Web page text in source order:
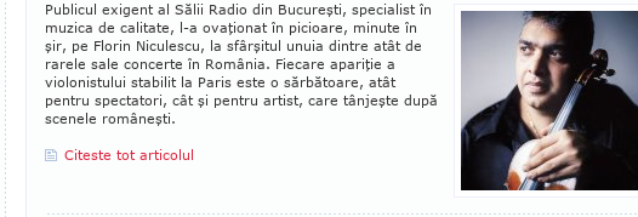
Publicul exigent al Sălii Radio din Bucureşti, specialist în
muzica de cali­tate, l-a ova­ţio­nat în picioare, minute în
şir, pe Florin Nicu­lescu, la sfârşitul unuia dintre atât de
rarele sale con­certe în România. Fiecare apariţie a
violonistului sta­bi­lit la Paris este o sărbătoare, atât
pentru spec­tatori, cât şi pentru artist, care tânjeşte după
scenele româ­neşti.
Citeste tot articolul